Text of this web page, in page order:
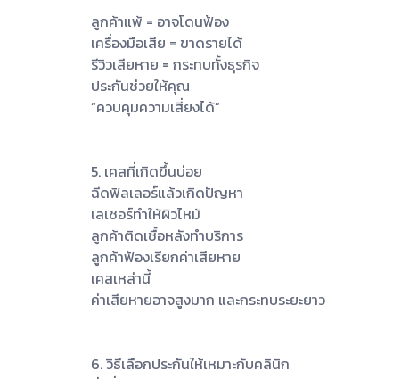
ลูกค้าแพ้ = อาจโดนฟ้อง
เครื่องมือเสีย = ขาดรายได้
รีวิวเสียหาย = กระทบทั้งธุรกิจ
ประกันช่วยให้คุณ
“ควบคุมความเสี่ยงได้”
5. เคสที่เกิดขึ้นบ่อย
ฉีดฟิลเลอร์แล้วเกิดปัญหา
เลเซอร์ทำให้ผิวไหม้
ลูกค้าติดเชื้อหลังทำบริการ
ลูกค้าฟ้องเรียกค่าเสียหาย
เคสเหล่านี้
ค่าเสียหายอาจสูงมาก และกระทบระยะยาว
6. วิธีเลือกประกันให้เหมาะกับคลินิก